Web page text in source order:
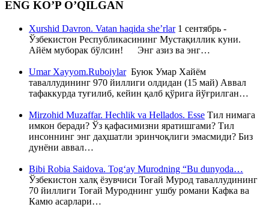
ENG KO’P O’QILGAN
Xurshid Davron. Vatan haqida she’rlar1 сентябрь -
Ўзбекистон Республикасининг Мустақиллик куни.
Айём муборак бўлсин! Энг азиз ва энг…
Umar Xayyom.RuboiylarБуюк Умар Хайём
таваллудининг 970 йиллиги олдидан (15 май) Аввал
тафаккурда туғилиб, кейин қалб қўрига йўғрилган…
Mirzohid Muzaffar. Hechlik va Hellados. Esse Тил нимага
имкон беради? Ўз қафасимизни яратишгами? Тил
инсоннинг энг даҳшатли эринчоқлиги эмасмиди? Биз
дунёни аввал…
Bibi Robia Saidova. Tog‘ay Murodning “Bu dunyoda…
Ўзбекистон халқ ёзувчиси Тоғай Мурод таваллудининг
70 йиллиги Тоғай Муроднинг ушбу романи Кафка ва
Камю асарлари…